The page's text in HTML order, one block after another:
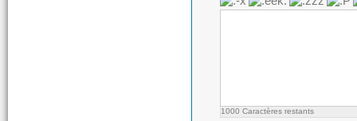
1000 Caractères restants